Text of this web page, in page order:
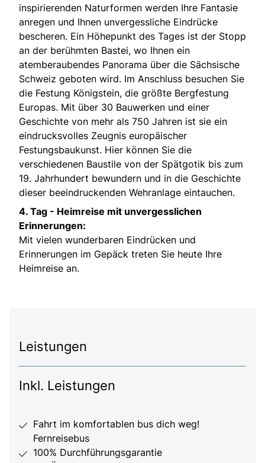
inspirierenden Naturformen werden Ihre Fantasie
anregen und Ihnen unvergessliche Eindrücke
bescheren. Ein Höhepunkt des Tages ist der Stopp
an der berühmten Bastei, wo Ihnen ein
atemberaubendes Panorama über die Sächsische
Schweiz geboten wird. Im Anschluss besuchen Sie
die Festung Königstein, die größte Bergfestung
Europas. Mit über 30 Bauwerken und einer
Geschichte von mehr als 750 Jahren ist sie ein
eindrucksvolles Zeugnis europäischer
Festungsbaukunst. Hier können Sie die
verschiedenen Baustile von der Spätgotik bis zum
19. Jahrhundert bewundern und in die Geschichte
dieser beeindruckenden Wehranlage eintauchen.
4. Tag - Heimreise mit unvergesslichen
Erinnerungen:
Mit vielen wunderbaren Eindrücken und
Erinnerungen im Gepäck treten Sie heute Ihre
Heimreise an.
Leistungen
Inkl. Leistungen
Fahrt im komfortablen bus dich weg!
Fernreisebus
100% Durchführungsgarantie